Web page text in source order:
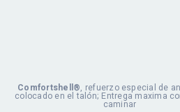
Comfortshell®, refuerzo especial de
colocado en el talón; Entrega maxima
caminar